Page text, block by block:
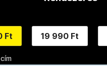
Ft 19 990 Ft